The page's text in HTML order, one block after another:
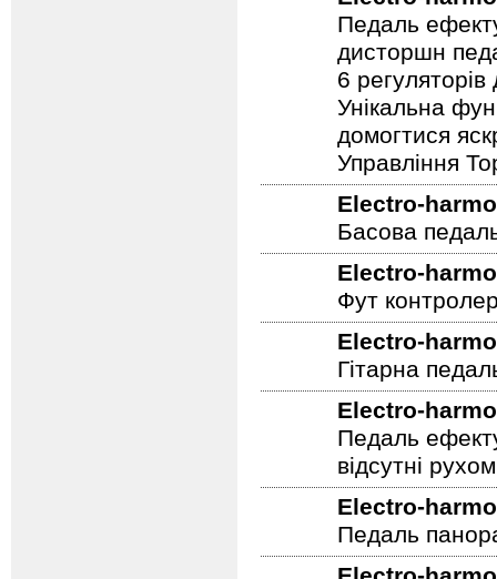
Electro-
Педаль
дисторшн
6
Унікальна
домогтися
Управління
Electro-
Басова
Electro-
Фут
Electro-
Гітарна
Electro-
Педаль
відсутні
Electro-
Педаль